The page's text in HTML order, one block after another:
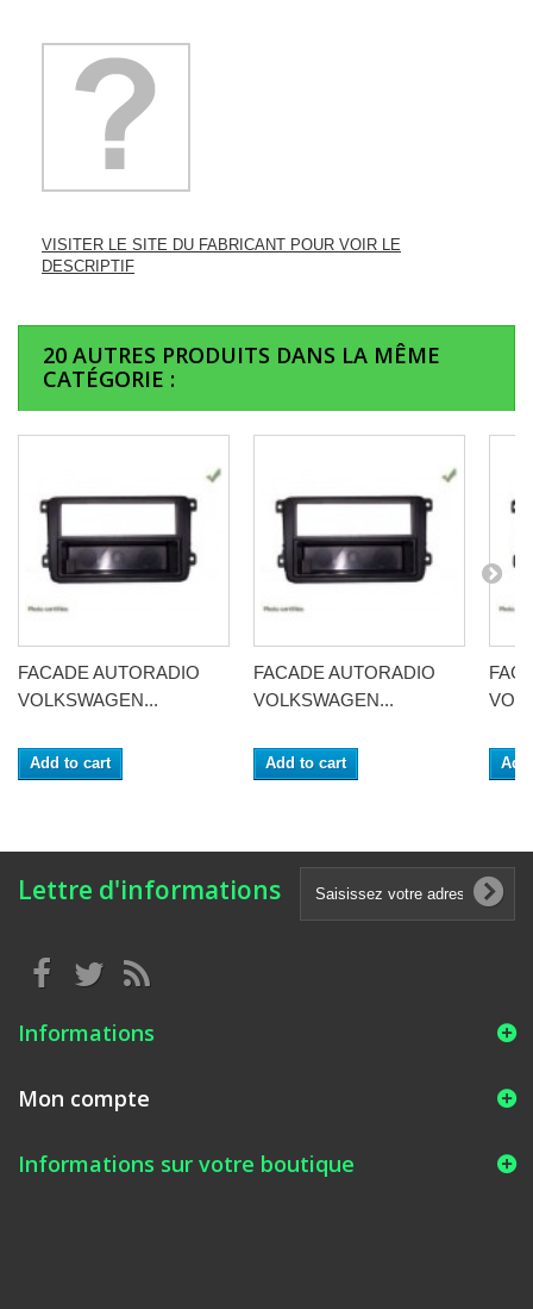
VISITER LE SITE DU FABRICANT POUR VOIR LE
DESCRIPTIF
20 AUTRES PRODUITS DANS LA MÊME
CATÉGORIE :
FACADE AUTORADIO
VOLKSWAGEN...
Add to cart
FACADE AUTORADIO
VOLKSWAGEN...
Add to cart
Lettre d'informations
Informations
Mon compte
Informations sur votre boutique